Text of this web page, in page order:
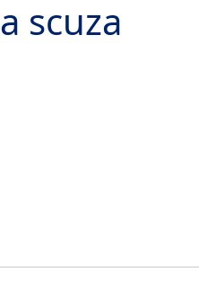
a scuza